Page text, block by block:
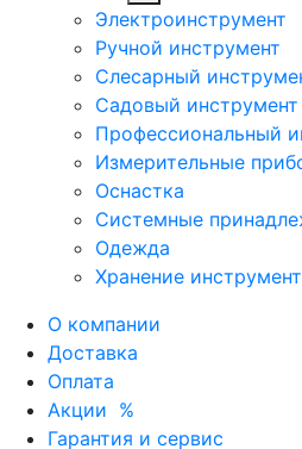
Электроинструмент
Ручной инструмент
Слесарный
Садовый инструмент
Профессиональный
Измерительные
Оснастка
Системные
Одежда
Хранение
О компании
Доставка
Оплата
Акции %
Гарантия и сервис